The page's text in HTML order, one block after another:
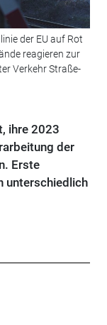
der EU auf Rot
reagieren zur
Verkehr Straße-
ihre 2023
der
Erste
unterschiedlich